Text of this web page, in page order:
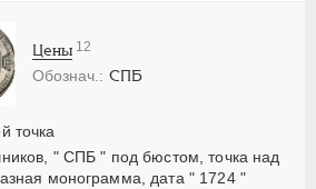
СПБ
точка
" СПБ " под бюстом, точка над
монограмма, дата " 1724 "
Цены 12